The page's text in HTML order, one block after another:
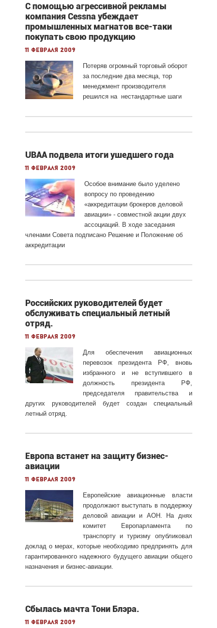
С помощью агрессивной рекламы
компания Cessna убеждает
промышленных магнатов все-таки
покупать свою продукцию
11 февраля 2009
Потеряв огромный торговый оборот
за последние два месяца, тор
менеджмент производителя
решился на нестандартные шаги
UBAA подвела итоги ушедшего года
11 февраля 2009
Особое внимание было уделено
вопросу по проведению
«аккредитации брокеров деловой
авиации» - совместной акции двух
ассоциаций. В ходе заседания
членами Совета подписано Решение и Положение об
аккредитации
Российских руководителей будет
обслуживать специальный летный
отряд.
11 февраля 2009
Для обеспечения авиационных
перевозок президента РФ, вновь
избранного и не вступившего в
должность президента РФ,
председателя правительства и
других руководителей будет создан специальный
летный отряд.
Европа встанет на защиту бизнес-
авиации
11 февраля 2009
Европейские авиационные власти
продолжают выступать в поддержку
деловой авиации и АОН. На днях
комитет Европарламента по
транспорту и туризму опубликовал
доклад о мерах, которые необходимо предпринять для
гарантированного надежного будущего авиации общего
назначения и бизнес-авиации.
Сбылась мачта Тони Блэра.
11 февраля 2009